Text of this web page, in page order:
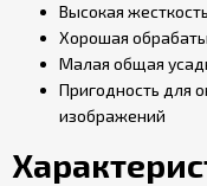
Высокая жесткость
Хорошая
Малая общая
Пригодность для
изображений